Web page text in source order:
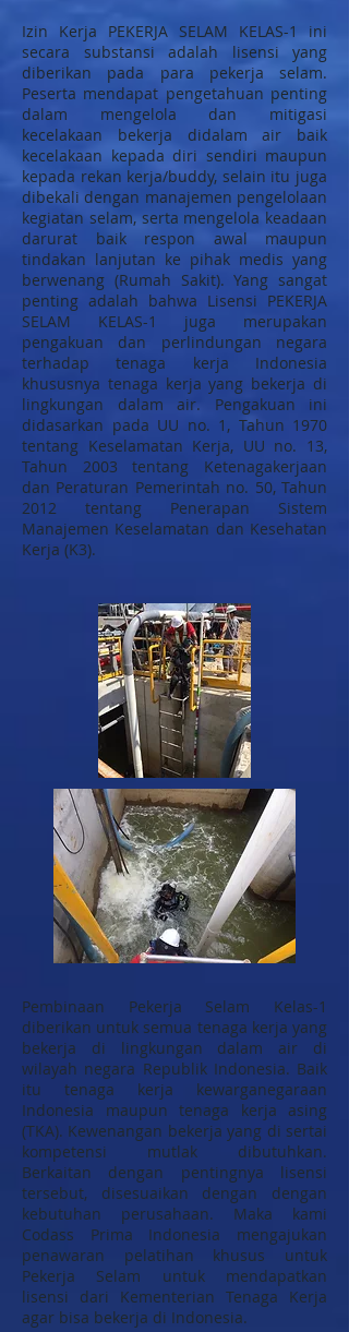
Izin Kerja PEKERJA SELAM KELAS-1 ini
secara substansi adalah lisensi yang
diberikan pada para pekerja selam.
Peserta mendapat pengetahuan penting
dalam mengelola dan mitigasi
kecelakaan bekerja didalam air baik
kecelakaan kepada diri sendiri maupun
kepada rekan kerja/buddy, selain itu juga
dibekali dengan manajemen pengelolaan
kegiatan selam, serta mengelola keadaan
darurat baik respon awal maupun
tindakan lanjutan ke pihak medis yang
berwenang (Rumah Sakit). Yang sangat
penting adalah bahwa Lisensi PEKERJA
SELAM KELAS-1 juga merupakan
pengakuan dan perlindungan negara
terhadap tenaga kerja Indonesia
khususnya tenaga kerja yang bekerja di
lingkungan dalam air. Pengakuan ini
didasarkan pada UU no. 1, Tahun 1970
tentang Keselamatan Kerja, UU no. 13,
Tahun 2003 tentang Ketenagakerjaan
dan Peraturan Pemerintah no. 50, Tahun
2012 tentang Penerapan Sistem
Manajemen Keselamatan dan Kesehatan
Kerja (K3).
Pembinaan Pekerja Selam Kelas-1
diberikan untuk semua tenaga kerja yang
bekerja di lingkungan dalam air di
wilayah negara Republik Indonesia. Baik
itu tenaga kerja kewarganegaraan
Indonesia maupun tenaga kerja asing
(TKA). Kewenangan bekerja yang di sertai
kompetensi mutlak dibutuhkan.
Berkaitan dengan pentingnya lisensi
tersebut, disesuaikan dengan dengan
kebutuhan perusahaan. Maka kami
Codass Prima Indonesia mengajukan
penawaran pelatihan khusus untuk
Pekerja Selam untuk mendapatkan
lisensi dari Kementerian Tenaga Kerja
agar bisa bekerja di Indonesia.